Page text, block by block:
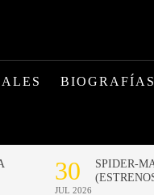
BIOGRAFÍAS